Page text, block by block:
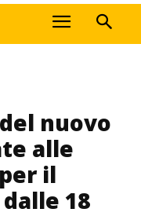
nuovo
alle
il
18